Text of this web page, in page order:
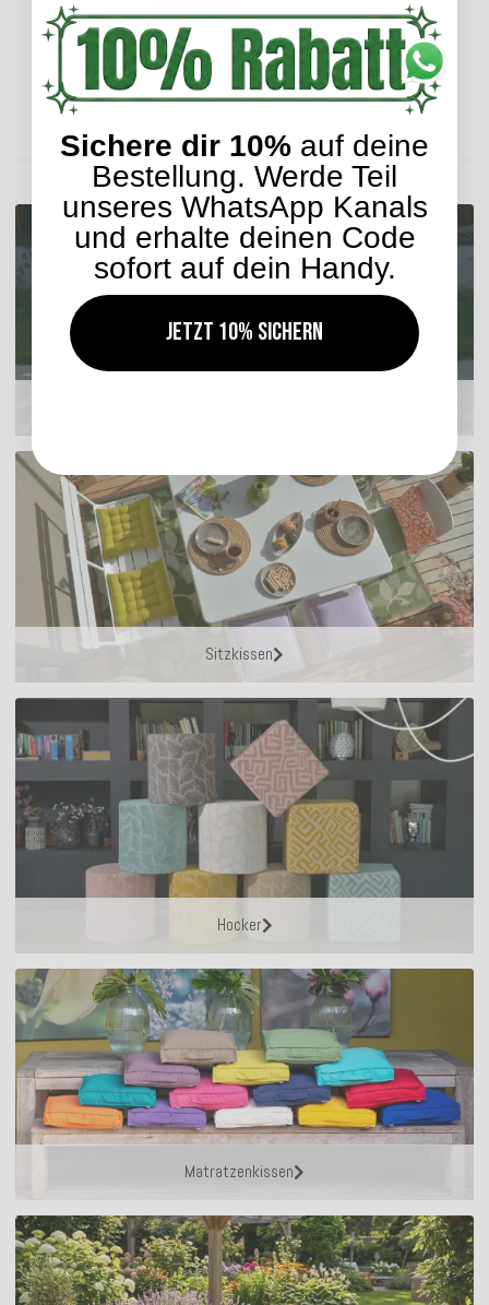
Lieferzeit: ca. 2-4 Werktage
ENTDECKEN SIE UNSER SORTIMENT
Sitzkissen
Hocker
Matratzenkissen
Sichere dir 10% auf deine
Bestellung. Werde Teil
unseres WhatsApp Kanals
und erhalte deinen Code
sofort auf dein Handy.
Jetzt 10% sichern